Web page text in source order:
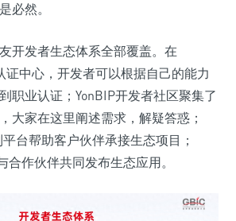
必然。
开发者生态体系全部覆盖。在
证中心，开发者可以根据自己的能力
职业认证；YonBIP开发者社区聚集了
大家在这里阐述需求，解疑答惑；
台帮助客户伙伴承接生态项目；
合作伙伴共同发布生态应用。